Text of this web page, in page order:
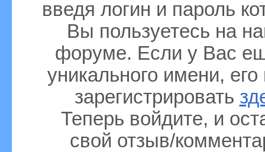
введя логин и пароль
Вы пользуетесь на
форуме. Если у Вас
уникального имени,
зарегистрировать
Теперь войдите, и
свой отзыв/